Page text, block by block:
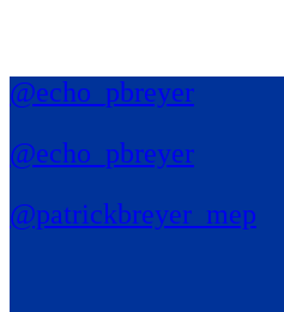
@echo_pbreyer
@echo_pbreyer
@patrickbreyer_mep